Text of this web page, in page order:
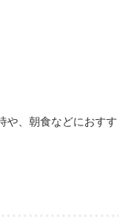
や、朝食などにおすす